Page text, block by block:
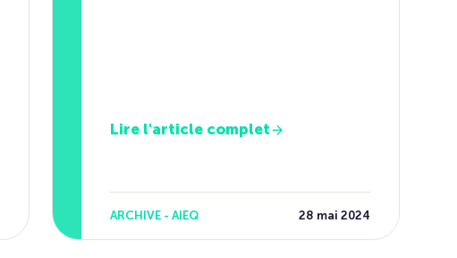
Lire l'article complet
ARCHIVE - AIEQ 28 mai 2024